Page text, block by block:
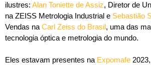
ilustres: Alan Toniette de Assiz, Diretor de
na ZEISS Metrologia Industrial e Sebastião
Vendas na Carl Zeiss do Brasil, uma das
tecnologia óptica e metrologia do mundo.
Eles estavam presentes na Expomafe